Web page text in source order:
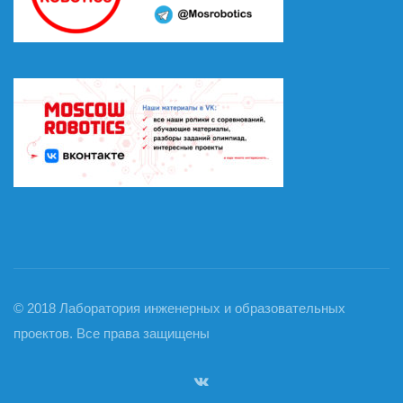
© 2018 Лаборатория инженерных и образовательных
проектов. Все права защищены